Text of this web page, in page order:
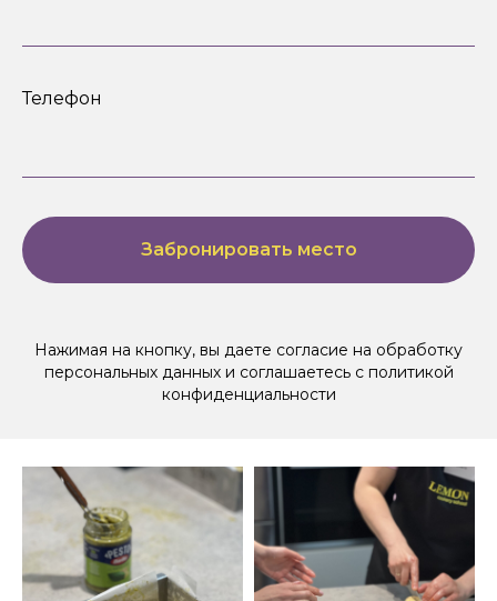
Телефон
Забронировать место
Нажимая на кнопку, вы даете согласие на обработку
персональных данных и соглашаетесь c политикой
конфиденциальности